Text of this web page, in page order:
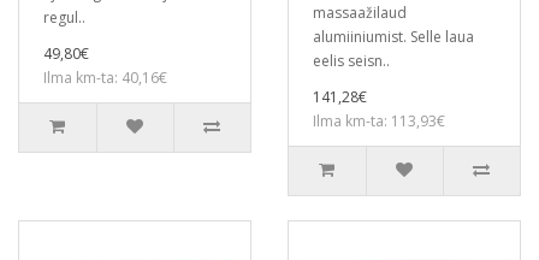
regul..
49,80€
Ilma km-ta: 40,16€
massaažilaud
alumiiniumist. Selle laua
eelis seisn..
141,28€
Ilma km-ta: 113,93€